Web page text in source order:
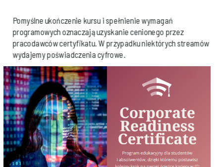
Pomyślne ukończenie kursu i spełnienie wymagań
programowych oznaczają uzyskanie cenionego przez
pracodawców certyfikatu. W przypadku niektórych streamów
wydajemy poświadczenia cyfrowe.
Sylabusy oraz harmonogramy streamów